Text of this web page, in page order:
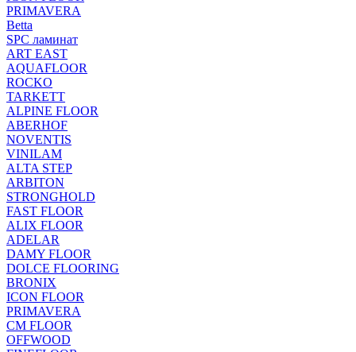
PRIMAVERA
Betta
SPC ламинат
ART EAST
AQUAFLOOR
ROCKO
TARKETT
ALPINE FLOOR
ABERHOF
NOVENTIS
VINILAM
ALTA STEP
ARBITON
STRONGHOLD
FAST FLOOR
ALIX FLOOR
ADELAR
DAMY FLOOR
DOLCE FLOORING
BRONIX
ICON FLOOR
PRIMAVERA
CM FLOOR
OFFWOOD